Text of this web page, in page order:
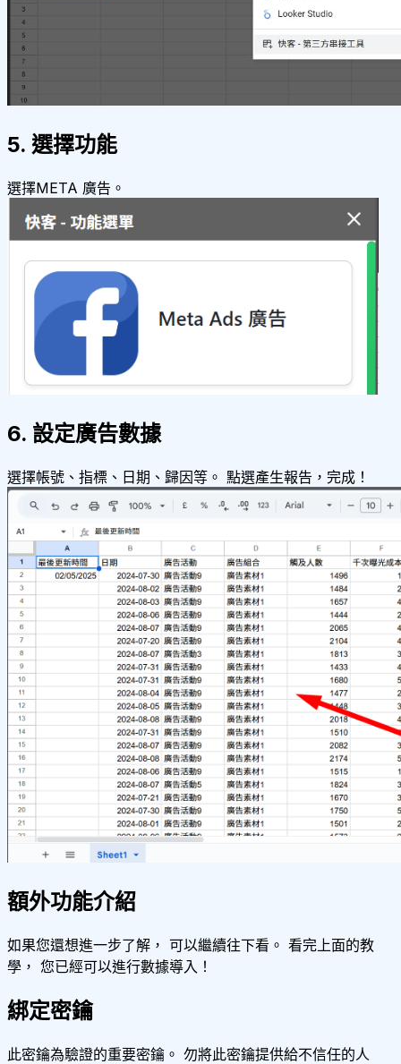
5. 選擇功能
選擇META 廣告。
6. 設定廣告數據
選擇帳號、指標、日期、歸因等。 點選產生報告，完成！
額外功能介紹
如果您還想進一步了解， 可以繼續往下看。 看完上面的教
學， 您已經可以進行數據導入！
綁定密鑰
此密鑰為驗證的重要密鑰。 勿將此密鑰提供給不信任的人